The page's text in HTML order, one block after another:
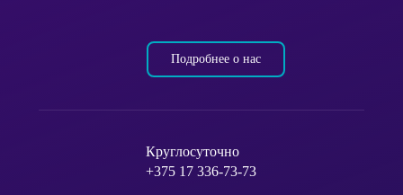
Подробнее о нас
Круглосуточно
+375 17 336-73-73